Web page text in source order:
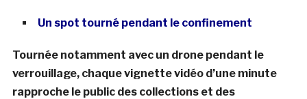
Un spot tourné pendant le confinement
Tournée notamment avec un drone pendant le
verrouillage, chaque vignette vidéo d’une minute
rapproche le public des collections et des